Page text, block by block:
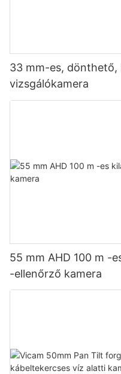
33 mm-es,
vizsgálókamera
55 mm AHD 100 m -
-ellenőrző kamera